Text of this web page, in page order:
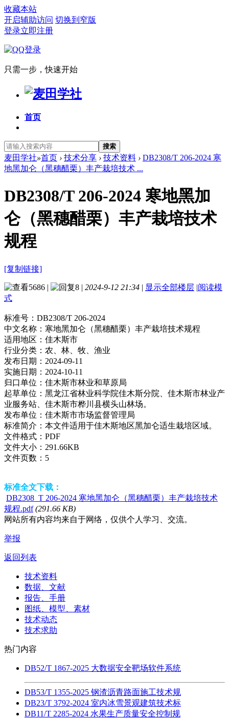
收藏本站
开启辅助访问 切换到窄版
登录立即注册
只需一步，快速开始
首页
搜索
麦田学社»首页 › 技术分享 › 技术资料 › DB2308/T 206-2024 寒
地黑加仑（黑穗醋栗）丰产栽培技术 ...
DB2308/T 206-2024 寒地黑加
仑（黑穗醋栗）丰产栽培技术
规程
[复制链接]
5686 | 8 | 2024-9-12 21:34 | 显示全部楼层 |阅读模
式
标准号： DB2308/T 206-2024
中文名称： 寒地黑加仑（黑穗醋栗）丰产栽培技术规程
适用地区： 佳木斯市
行业分类： 农、林、牧、渔业
发布日期： 2024-09-11
实施日期： 2024-10-11
归口单位： 佳木斯市林业和草原局
起草单位： 黑龙江省林业科学院佳木斯分院、佳木斯市林业产
业服务站、佳木斯市桦川县横头山林场。
发布单位： 佳木斯市市场监督管理局
标准简介： 本文件适用于佳木斯地区黑加仑适生栽培区域。
文件格式： PDF
文件大小： 291.66KB
文件页数： 5
标准全文下载：
DB2308_T 206-2024 寒地黑加仑（黑穗醋栗）丰产栽培技术
规程.pdf (291.66 KB)
网站所有内容均来自于网络，仅供个人学习、交流。
举报
返回列表
技术资料
数据、文献
报告、手册
图纸、模型、素材
技术动态
技术求助
热门内容
DB52/T 1867-2025 大数据安全靶场软件系统
DB53/T 1355-2025 钢渣沥青路面施工技术规
DB23/T 3792-2024 室内冰雪景观建筑技术标
DB11/T 2285-2024 水果生产质量安全控制规